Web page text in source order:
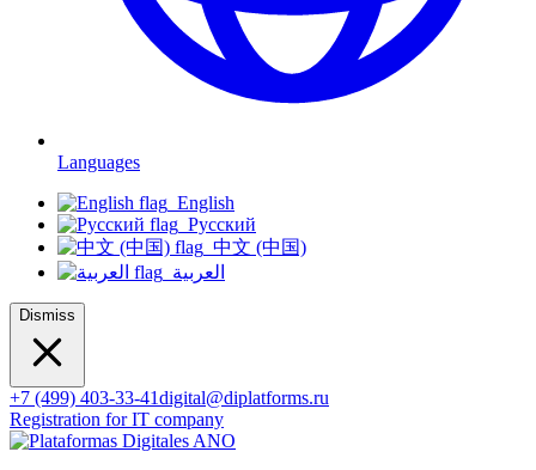
Languages
English
Русский
中文 (中国)
العربية
Dismiss
+7 (499) 403-33-41digital@diplatforms.ru
Registration for IT company